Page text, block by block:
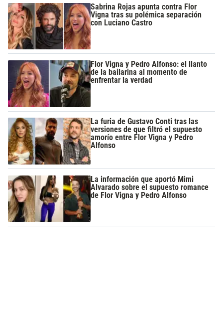
Sabrina Rojas apunta contra Flor
Vigna tras su polémica separación
con Luciano Castro
Flor Vigna y Pedro Alfonso: el llanto
de la bailarina al momento de
enfrentar la verdad
La furia de Gustavo Conti tras las
versiones de que filtró el supuesto
amorío entre Flor Vigna y Pedro
Alfonso
La información que aportó Mimi
Alvarado sobre el supuesto romance
de Flor Vigna y Pedro Alfonso